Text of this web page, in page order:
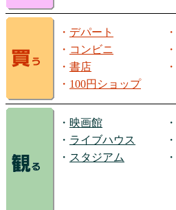
・ デパート ・
・ コンビニ ・
・ 書店 ・
・ 100円ショップ
・ 映画館 ・
・ ライブハウス ・
・ スタジアム ・